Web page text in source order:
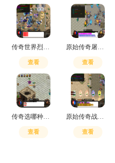
查看 查看
查看 查看